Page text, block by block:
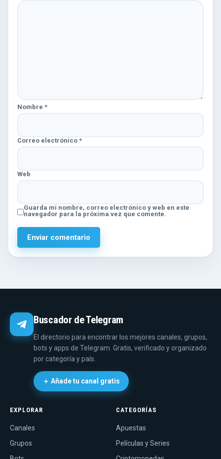
Nombre *
Correo electrónico *
Web
Guarda mi nombre, correo electrónico y web en este
navegador para la próxima vez que comente.
Buscador de Telegram
El directorio para encontrar los mejores canales, grupos,
bots y apps de Telegram. Gratis, verificado y organizado
por categoría y país.
＋ Añade tu canal gratis
EXPLORAR
Canales
Grupos
CATEGORÍAS
Apuestas
Películas y Series